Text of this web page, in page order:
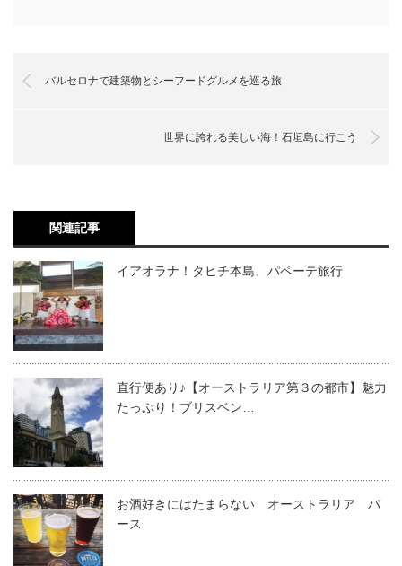
バルセロナで建築物とシーフードグルメを巡る旅
世界に誇れる美しい海！石垣島に行こう
関連記事
イアオラナ！タヒチ本島、パペーテ旅行
直行便あり♪【オーストラリア第３の都市】魅力
たっぷり！ブリスベン…
お酒好きにはたまらない オーストラリア パ
ース